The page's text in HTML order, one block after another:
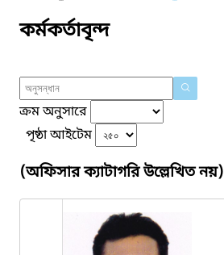
কর্মকর্তাবৃন্দ
ক্রম অনুসারে
পৃষ্ঠা আইটেম
(অফিসার ক্যাটাগরি উল্লেখিত নয়)